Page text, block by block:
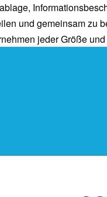
und gemeinsam zu
jeder Größe